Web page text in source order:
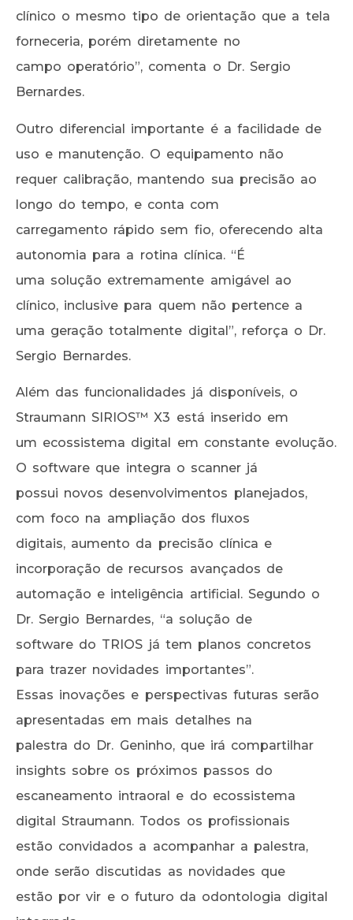
clínico o mesmo tipo de orientação que a tela
forneceria, porém diretamente no
campo operatório”, comenta o Dr. Sergio
Bernardes.
Outro diferencial importante é a facilidade de
uso e manutenção. O equipamento não
requer calibração, mantendo sua precisão ao
longo do tempo, e conta com
carregamento rápido sem fio, oferecendo alta
autonomia para a rotina clínica. “É
uma solução extremamente amigável ao
clínico, inclusive para quem não pertence a
uma geração totalmente digital”, reforça o Dr.
Sergio Bernardes.
Além das funcionalidades já disponíveis, o
Straumann SIRIOS™ X3 está inserido em
um ecossistema digital em constante evolução.
O software que integra o scanner já
possui novos desenvolvimentos planejados,
com foco na ampliação dos fluxos
digitais, aumento da precisão clínica e
incorporação de recursos avançados de
automação e inteligência artificial. Segundo o
Dr. Sergio Bernardes, “a solução de
software do TRIOS já tem planos concretos
para trazer novidades importantes”.
Essas inovações e perspectivas futuras serão
apresentadas em mais detalhes na
palestra do Dr. Geninho, que irá compartilhar
insights sobre os próximos passos do
escaneamento intraoral e do ecossistema
digital Straumann. Todos os profissionais
estão convidados a acompanhar a palestra,
onde serão discutidas as novidades que
estão por vir e o futuro da odontologia digital